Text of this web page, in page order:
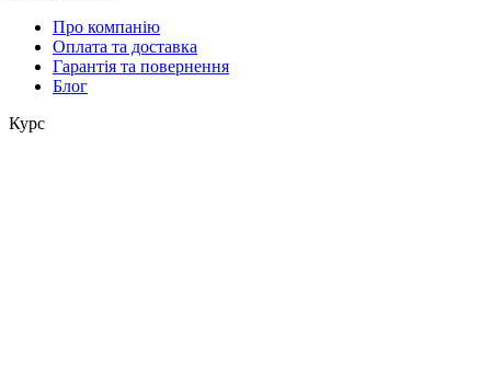
Про компанію
Оплата та доставка
Гарантія та повернення
Блог
Курс